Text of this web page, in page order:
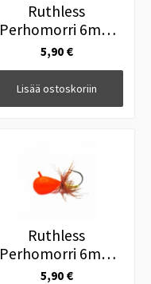
Ruthless
Perhomorri 6mm
3,1g GOLD
5,90 €
Lisää ostoskoriin
Ruthless
Perhomorri 6mm
3,1g ORANGE
5,90 €